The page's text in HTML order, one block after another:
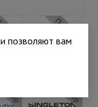
Партнёр
Партнёр
позволяют вам